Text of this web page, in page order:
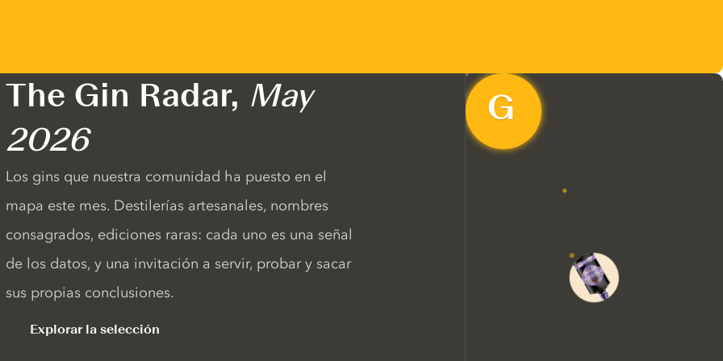
The Gin Radar, May
2026
Los gins que nuestra comunidad ha puesto en el
mapa este mes. Destilerías artesanales, nombres
consagrados, ediciones raras: cada uno es una señal
de los datos, y una invitación a servir, probar y sacar
sus propias conclusiones.
Explorar la selección